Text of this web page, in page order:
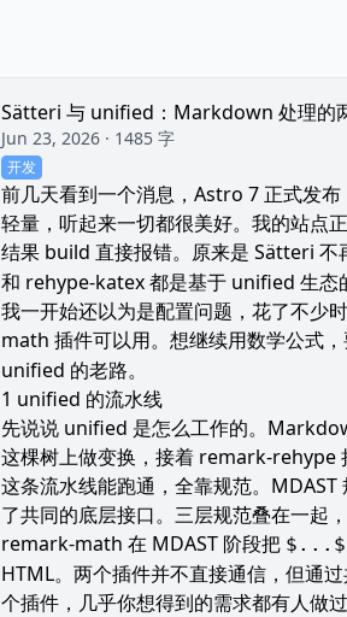
Sätteri 与 unified：Markdown 处理的
Jun 23, 2026 · 1485 字
开发
前几天看到一个消息，Astro 7 正式发
轻量，听起来一切都很美好。我的站点
结果 build 直接报错。原来是 Sätteri
和 rehype-katex 都是基于 unified 生态
我一开始还以为是配置问题，花了不少
math 插件可以用。想继续用数学公式
unified 的老路。
unified 的流水线
先说说 unified 是怎么工作的。
这棵树上做变换，接着 remark-rehype
这条流水线能跑通，全靠规范。
了共同的底层接口。三层规范叠在一起
remark-math 在 MDAST 阶段把 $...$
HTML。两个插件并不直接通信，但通
个插件，几乎你想得到的需求都有人做过